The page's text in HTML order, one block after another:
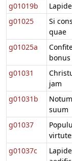
g01019b
g01025
Si
quae
g01025a
g01031
jam
g01031b
suum
g01037
g01037c